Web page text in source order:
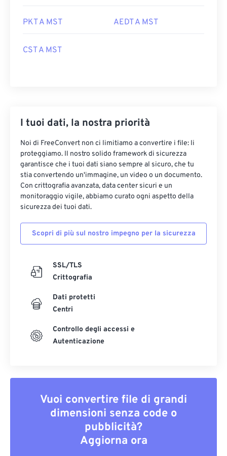
PKT A MST AEDT A MST
CST A MST
I tuoi dati, la nostra priorità
Noi di FreeConvert non ci limitiamo a convertire i file: li
proteggiamo. Il nostro solido framework di sicurezza
garantisce che i tuoi dati siano sempre al sicuro, che tu
stia convertendo un'immagine, un video o un documento.
Con crittografia avanzata, data center sicuri e un
monitoraggio vigile, abbiamo curato ogni aspetto della
sicurezza dei tuoi dati.
Scopri di più sul nostro impegno per la sicurezza
SSL/TLS
Crittografia
Dati protetti
Centri
Controllo degli accessi e
Autenticazione
Vuoi convertire file di grandi
dimensioni senza code o
pubblicità?
Aggiorna ora